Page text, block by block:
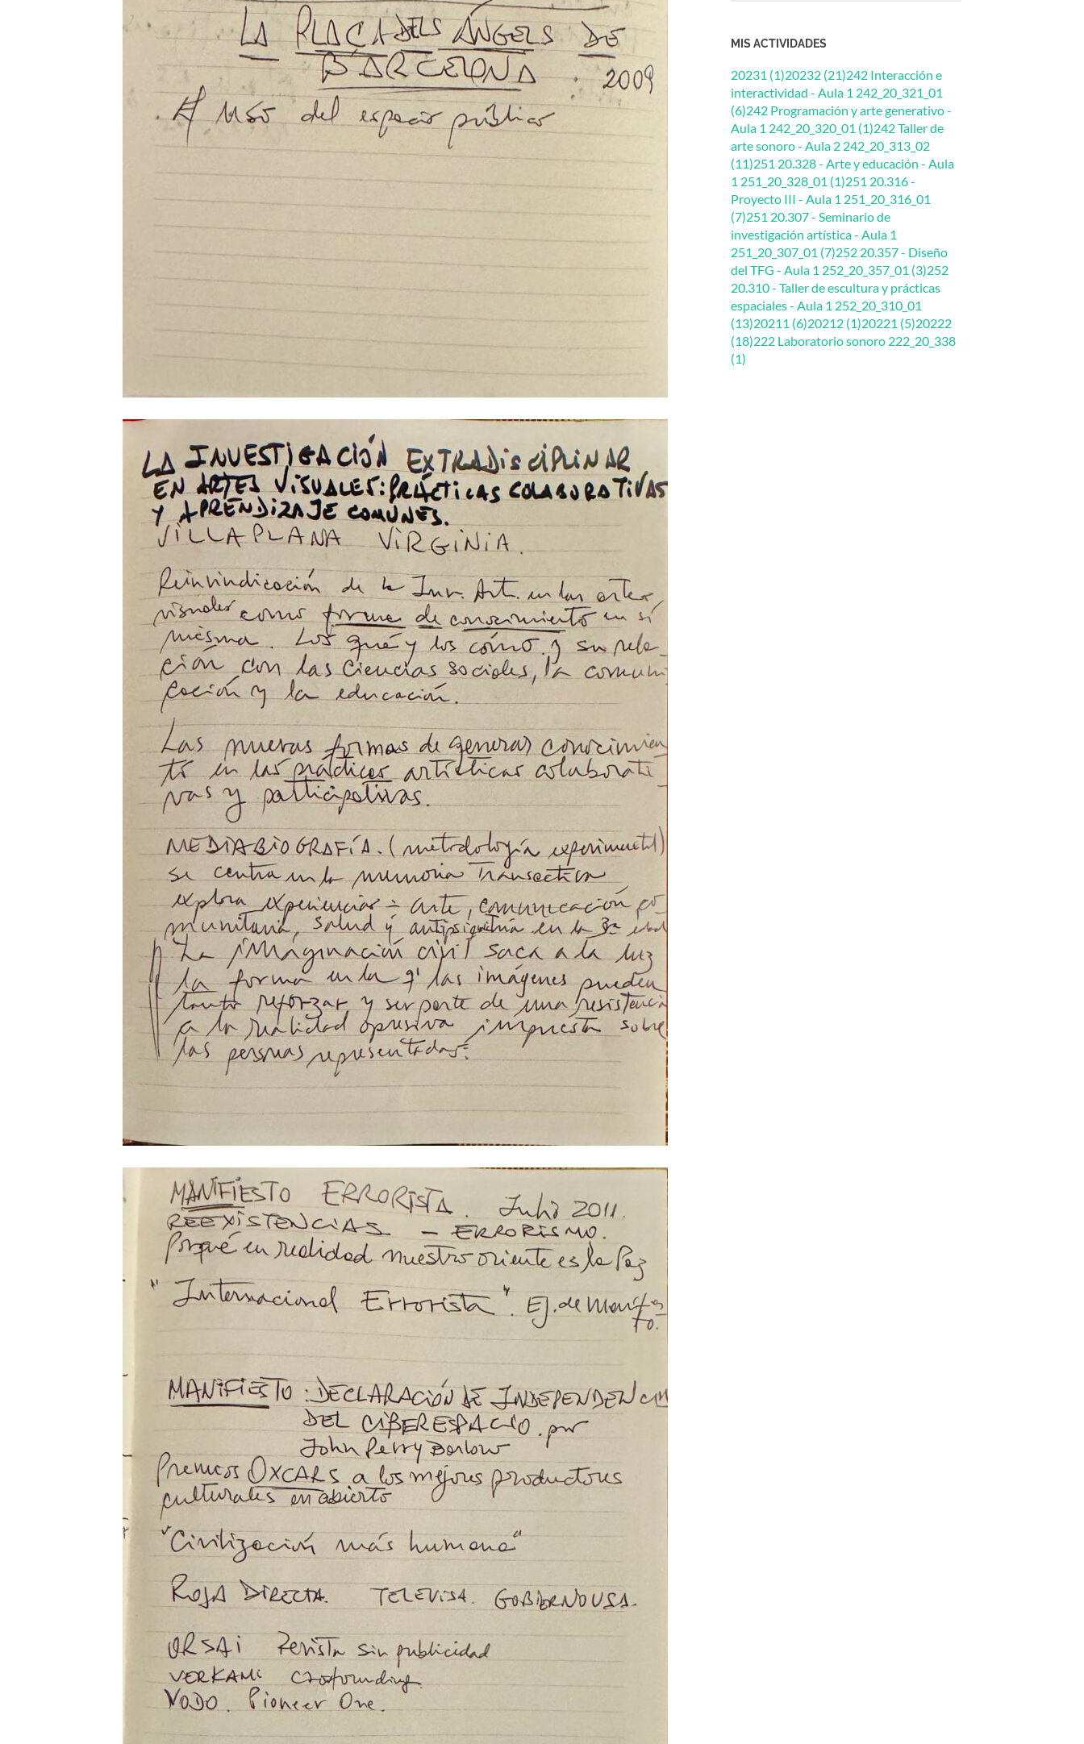
MIS ACTIVIDADES
20231 (1)20232 (21)242 Interacción e
interactividad - Aula 1 242_20_321_01
(6)242 Programación y arte generativo -
Aula 1 242_20_320_01 (1)242 Taller de
arte sonoro - Aula 2 242_20_313_02
(11)251 20.328 - Arte y educación - Aula
1 251_20_328_01 (1)251 20.316 -
Proyecto III - Aula 1 251_20_316_01
(7)251 20.307 - Seminario de
investigación artística - Aula 1
251_20_307_01 (7)252 20.357 - Diseño
del TFG - Aula 1 252_20_357_01 (3)252
20.310 - Taller de escultura y prácticas
espaciales - Aula 1 252_20_310_01
(13)20211 (6)20212 (1)20221 (5)20222
(18)222 Laboratorio sonoro 222_20_338
(1)